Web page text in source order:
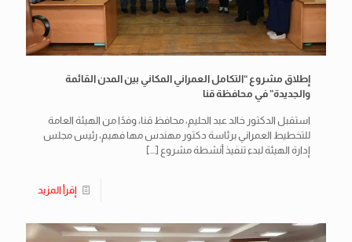
إطلاق مشروع “التكامل العمراني المكاني بين المدن القائمة
والجديدة” في محافظة قنا
استقبل الدكتور خالد عبد الحليم، محافظ قنا، وفدًا من الهيئة العامة
للتخطيط العمراني برئاسة دكتور مهندس مها فهيم، رئيس مجلس
إدارة الهيئة لبدء تنفيذ أنشطة مشروع […]
إقرأ المزيد